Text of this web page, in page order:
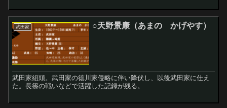
武田家 ○天野景康（あまの かげやす）
武田家組頭。武田家の徳川家侵略に伴い降伏し、以後武田家に仕え
た。長篠の戦いなどで活躍した記録が残る。